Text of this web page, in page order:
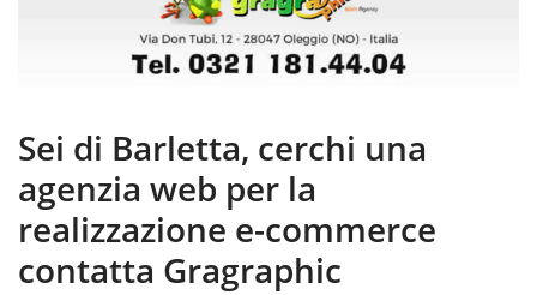
Sei di Barletta, cerchi una
agenzia web per la
realizzazione e-commerce
contatta Gragraphic